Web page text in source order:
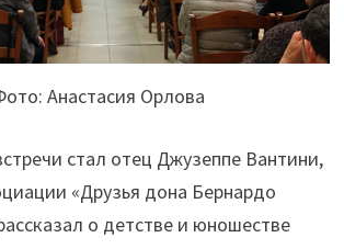
Анастасия Орлова
стал отец Джузеппе Вантини,
«Друзья дона Бернардо
о детстве и юношестве